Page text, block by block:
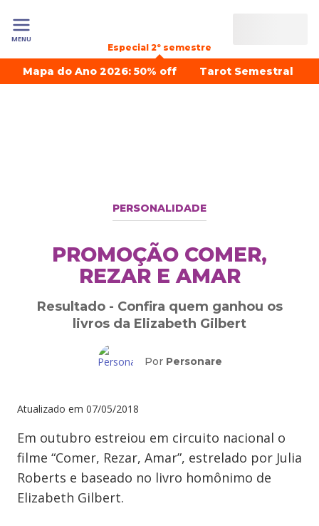
MENU
Especial 2º semestre
Mapa do Ano 2026: 50% off Tarot Semestral
PERSONALIDADE
PROMOÇÃO COMER,
REZAR E AMAR
Resultado - Confira quem ganhou os
livros da Elizabeth Gilbert
Por Personare
Atualizado em 07/05/2018
Em outubro estreiou em circuito nacional o
filme “Comer, Rezar, Amar”, estrelado por Julia
Roberts e baseado no livro homônimo de
Elizabeth Gilbert.